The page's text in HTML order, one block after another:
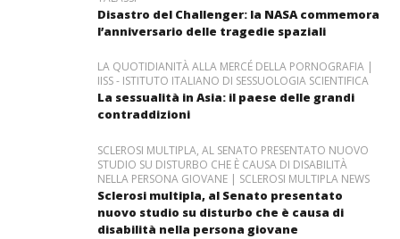
Disastro del Challenger: la NASA commemora
l’anniversario delle tragedie spaziali
LA QUOTIDIANITÀ ALLA MERCÉ DELLA PORNOGRAFIA |
IISS - ISTITUTO ITALIANO DI SESSUOLOGIA SCIENTIFICA
La sessualità in Asia: il paese delle grandi
contraddizioni
SCLEROSI MULTIPLA, AL SENATO PRESENTATO NUOVO
STUDIO SU DISTURBO CHE È CAUSA DI DISABILITÀ
NELLA PERSONA GIOVANE | SCLEROSI MULTIPLA NEWS
Sclerosi multipla, al Senato presentato
nuovo studio su disturbo che è causa di
disabilità nella persona giovane